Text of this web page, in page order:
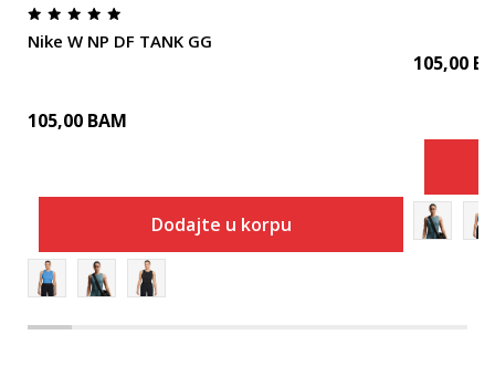
Nike W NP DF TANK GG
105,00 BAM
Dodajte u korpu
105,00